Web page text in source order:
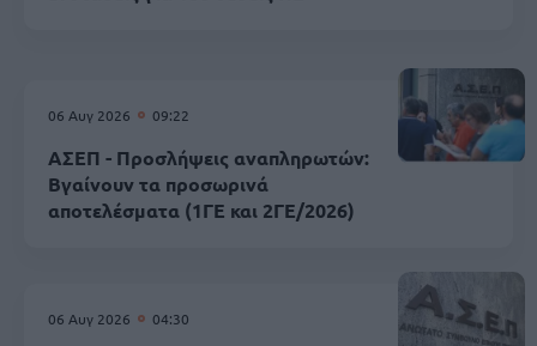
06 Αυγ 2026 09:22
ΑΣΕΠ - Προσλήψεις αναπληρωτών:
Βγαίνουν τα προσωρινά
αποτελέσματα (1ΓΕ και 2ΓΕ/2026)
06 Αυγ 2026 04:30